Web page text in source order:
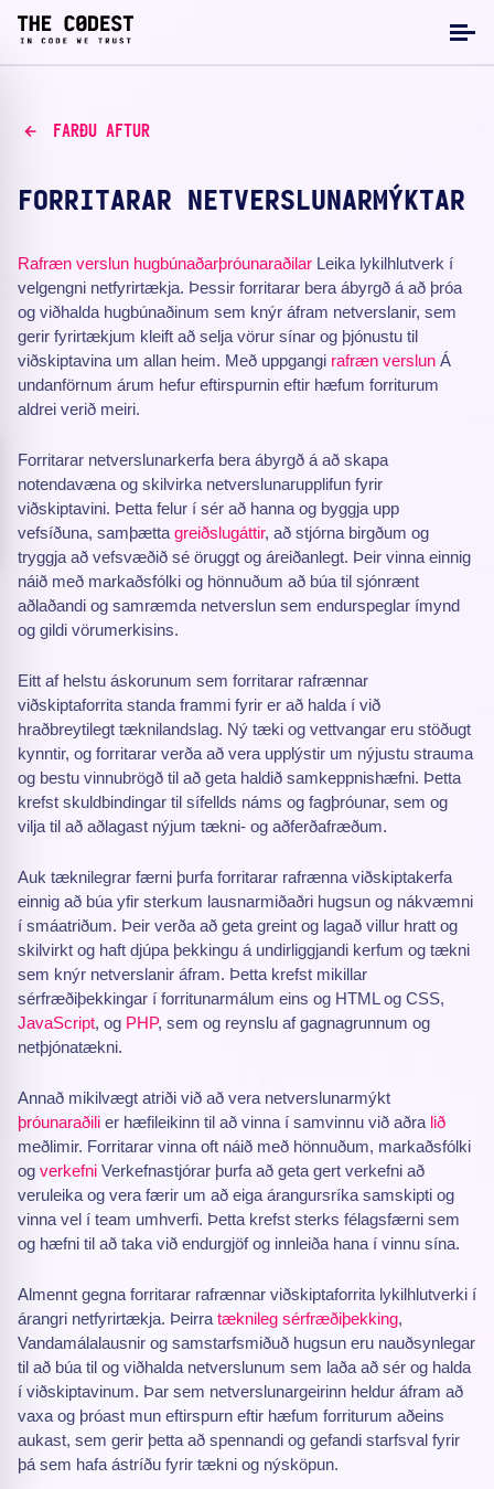
FARÐU AFTUR
FORRITARAR NETVERSLUNARMÝKTAR
Rafræn verslun hugbúnaðarþróunaraðilar Leika lykilhlutverk í
velgengni netfyrirtækja. Þessir forritarar bera ábyrgð á að þróa
og viðhalda hugbúnaðinum sem knýr áfram netverslanir, sem
gerir fyrirtækjum kleift að selja vörur sínar og þjónustu til
viðskiptavina um allan heim. Með uppgangi rafræn verslun Á
undanförnum árum hefur eftirspurnin eftir hæfum forriturum
aldrei verið meiri.
Forritarar netverslunarkerfa bera ábyrgð á að skapa
notendavæna og skilvirka netverslunarupplifun fyrir
viðskiptavini. Þetta felur í sér að hanna og byggja upp
vefsíðuna, samþætta greiðslugáttir, að stjórna birgðum og
tryggja að vefsvæðið sé öruggt og áreiðanlegt. Þeir vinna einnig
náið með markaðsfólki og hönnuðum að búa til sjónrænt
aðlaðandi og samræmda netverslun sem endurspeglar ímynd
og gildi vörumerkisins.
Eitt af helstu áskorunum sem forritarar rafrænnar
viðskiptaforrita standa frammi fyrir er að halda í við
hraðbreytilegt tæknilandslag. Ný tæki og vettvangar eru stöðugt
kynntir, og forritarar verða að vera upplýstir um nýjustu strauma
og bestu vinnubrögð til að geta haldið samkeppnishæfni. Þetta
krefst skuldbindingar til sífellds náms og fagþróunar, sem og
vilja til að aðlagast nýjum tækni- og aðferðafræðum.
Auk tæknilegrar færni þurfa forritarar rafrænna viðskiptakerfa
einnig að búa yfir sterkum lausnarmiðaðri hugsun og nákvæmni
í smáatriðum. Þeir verða að geta greint og lagað villur hratt og
skilvirkt og haft djúpa þekkingu á undirliggjandi kerfum og tækni
sem knýr netverslanir áfram. Þetta krefst mikillar
sérfræðiþekkingar í forritunarmálum eins og HTML og CSS,
JavaScript, og PHP, sem og reynslu af gagnagrunnum og
netþjónatækni.
Annað mikilvægt atriði við að vera netverslunarmýkt
þróunaraðili er hæfileikinn til að vinna í samvinnu við aðra lið
meðlimir. Forritarar vinna oft náið með hönnuðum, markaðsfólki
og verkefni Verkefnastjórar þurfa að geta gert verkefni að
veruleika og vera færir um að eiga árangursríka samskipti og
vinna vel í team umhverfi. Þetta krefst sterks félagsfærni sem
og hæfni til að taka við endurgjöf og innleiða hana í vinnu sína.
Almennt gegna forritarar rafrænnar viðskiptaforrita lykilhlutverki í
árangri netfyrirtækja. Þeirra tæknileg sérfræðiþekking,
Vandamálalausnir og samstarfsmiðuð hugsun eru nauðsynlegar
til að búa til og viðhalda netverslunum sem laða að sér og halda
í viðskiptavinum. Þar sem netverslunargeirinn heldur áfram að
vaxa og þróast mun eftirspurn eftir hæfum forriturum aðeins
aukast, sem gerir þetta að spennandi og gefandi starfsval fyrir
þá sem hafa ástríðu fyrir tækni og nýsköpun.